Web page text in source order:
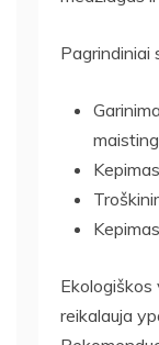
Pagrindiniai
reikalauja